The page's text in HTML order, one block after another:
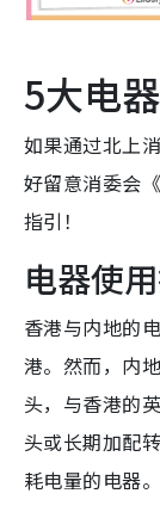
5大电
如果通过北上
好留意消委会
指引！
电器使
香港与内地的
港。然而，内
头，与香港的
头或长期加配
耗电量的电器。